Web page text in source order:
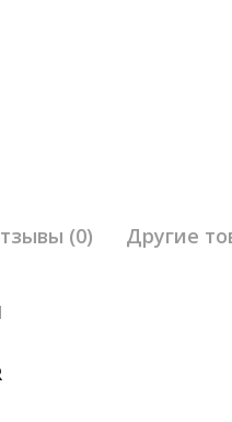
(0) Другие